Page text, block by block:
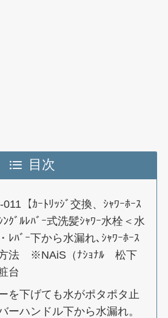
目次
【ｶｰﾄﾘｯｼﾞ交換、ｼｬﾜｰﾎｰｽ
ﾞﾙﾚﾊﾞｰ式洗髪ｼｬﾜｰ水栓＜水
ﾚﾊﾞｰ下から水漏れ､ｼｬﾜｰﾎｰｽ
方法 ※NAiS（ﾅｼｮﾅﾙ 松下
台
下げても水がポタポタ止
ーハンドル下から水漏れ。